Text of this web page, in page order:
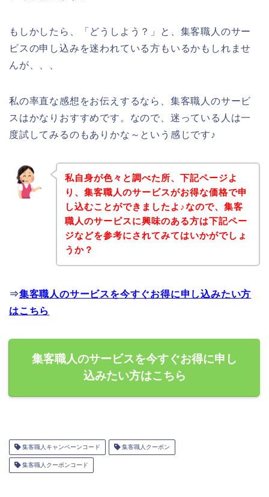
もしかしたら、「どうしよう？」と、集客職人のサー
ビスの申し込みを迷われている方もいるかもしれませ
んが、、、
私の率直な感想をお伝えするなら、集客職人のサービ
スはかなりおすすめです。なので、迷っている人は一
度試してみるのもありかな～という感じです♪
私自身が色々と調べた所、下記ページよ
り、集客職人のサービスがお得な価格で申
し込むことができましたよ♪なので、集客
職人のサービスに興味のある方は下記ペー
ジなどを参考にされてみてはいかがでしょ
うか？
⇒集客職人のサービスを今すぐお得に申し込みたい方
はこちら
集客職人のサービスを今すぐお得に申し
込みたい方はこちら
集客職人キャンペーンコード 集客職人クーポン
集客職人クーポンコード